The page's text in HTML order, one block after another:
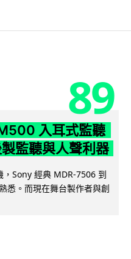
89
入耳式監聽
監聽與人聲利器
Sony 經典 MDR-7506 到
悉。而現在舞台製作者與創